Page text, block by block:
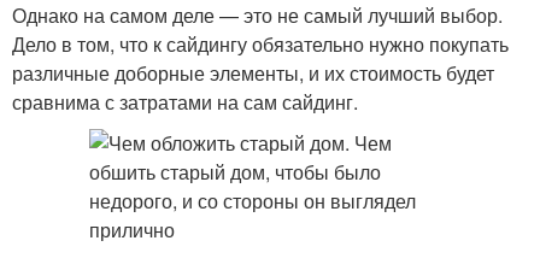
Однако на самом деле — это не самый лучший выбор.
Дело в том, что к сайдингу обязательно нужно покупать
различные доборные элементы, и их стоимость будет
сравнима с затратами на сам сайдинг.